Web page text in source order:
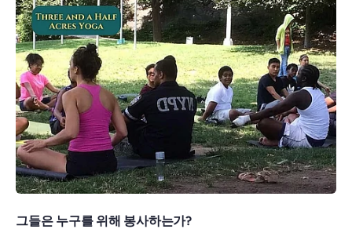
그들은 누구를 위해 봉사하는가?